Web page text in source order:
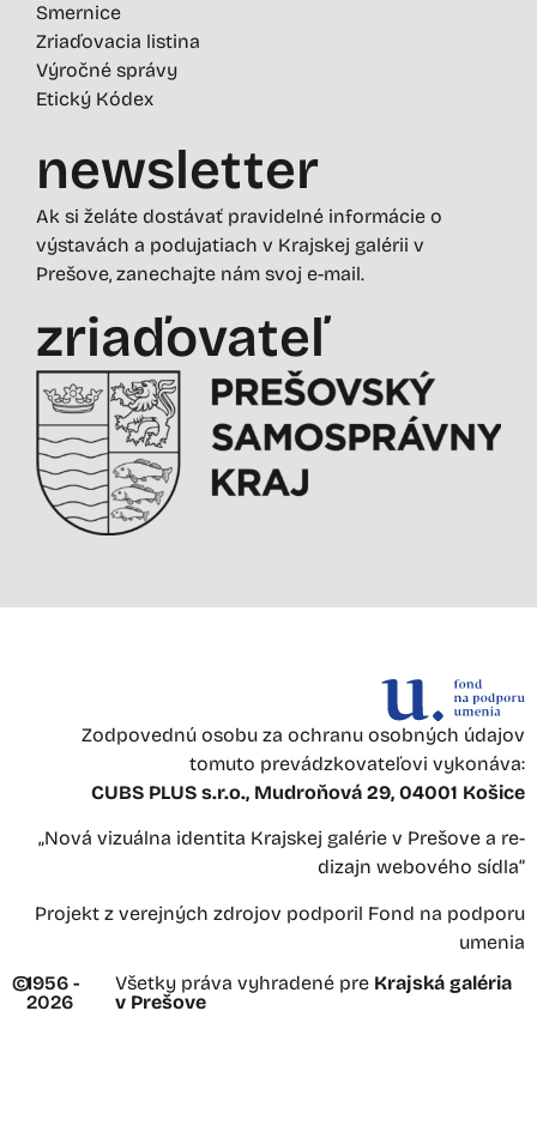
Smernice
Zriaďovacia listina
Výročné správy
Etický Kódex
newsletter
Ak si želáte dostávať pravidelné informácie o
výstavách a podujatiach v Krajskej galérii v
Prešove, zanechajte nám svoj e-mail.
zriaďovateľ
Zodpovednú osobu za ochranu osobných údajov
tomuto prevádzkovateľovi vykonáva:
CUBS PLUS s.r.o., Mudroňová 29, 04001 Košice
„Nová vizuálna identita Krajskej galérie v Prešove a re-
dizajn webového sídla“
Projekt z verejných zdrojov podporil Fond na podporu
umenia
©1956 -
2026
Všetky práva vyhradené pre Krajská galéria
v Prešove